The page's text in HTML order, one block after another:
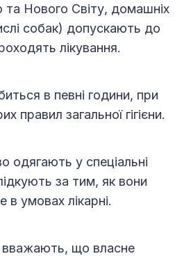
та Нового Світу, домашніх
собак) допускають до
лікування.
в певні години, при
правил загальної гігієни.
одягають у спеціальні
за тим, як вони
в умовах лікарні.
вважають, що власне